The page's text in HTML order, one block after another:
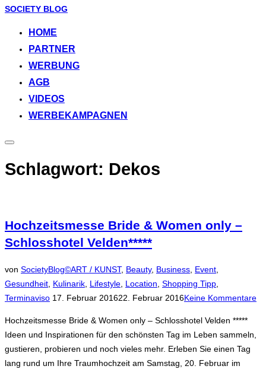
Zum
springen
SOCIETY BLOG
HOME
PARTNER
WERBUNG
AGB
VIDEOS
WERBEKAMPAGNEN
Seitenleiste
Navigation
umschalten
Schlagwort: Dekos
Hochzeitsmesse Bride & Women only –
Schlosshotel Velden*****
von SocietyBlog©ART / KUNST, Beauty, Business Event
Gesundheit Kulinarik Lifestyle Location Shopping Tipp
TerminavisoVeröffentlicht
17. Februar 201622. Februar 2016Keine Kommentare
Hochzeitsmesse Bride & Women only – Schlosshotel Velden *****
Ideen und Inspirationen für den schönsten Tag im Leben sammeln,
gustieren, probieren und noch vieles mehr. Erleben Sie einen Tag
lang rund um Ihre Traumhochzeit am Samstag, 20. Februar im